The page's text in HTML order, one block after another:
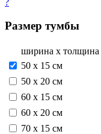
?
Размер тумбы
ширина х толщина
50 х 15 см
50 х 20 см
60 х 15 см
60 х 20 см
70 х 15 см